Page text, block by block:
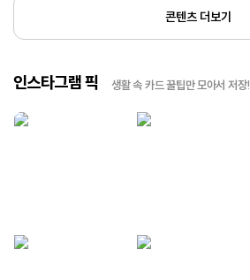
콘텐츠 더보기
인스타그램 픽 생활 속 카드 꿀팁만 모아서 저장!